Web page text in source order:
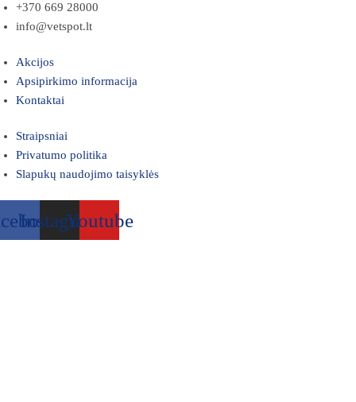
+370 669 28000
info@vetspot.lt
Akcijos
Apsipirkimo informacija
Kontaktai
Straipsniai
Privatumo politika
Slapukų naudojimo taisyklės
InstagramYoutube